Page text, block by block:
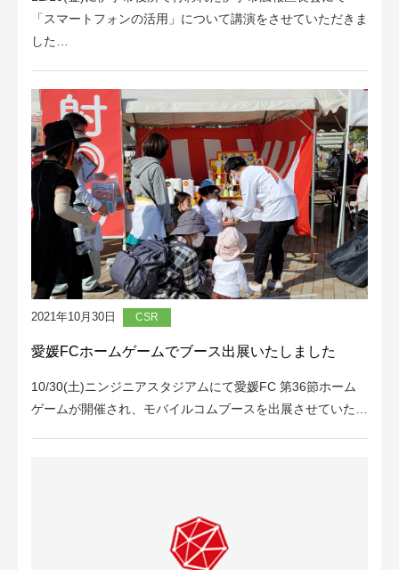
「スマートフォンの活用」について講演をさせていただきま
した…
2021年10月30日 CSR
愛媛FCホームゲームでブース出展いたしました
10/30(土)ニンジニアスタジアムにて愛媛FC 第36節ホーム
ゲームが開催され、モバイルコムブースを出展させていた…